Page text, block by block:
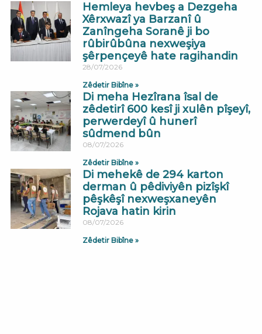
Hemleya hevbeş a Dezgeha
Xêrxwazî ya Barzanî û
Zanîngeha Soranê ji bo
rûbirûbûna nexweşiya
şêrpençeyê hate ragihandin
28/07/2026
Zêdetir Bibîne »
Di meha Hezîrana îsal de
zêdetirî 600 kesî ji xulên pîşeyî,
perwerdeyî û hunerî
sûdmend bûn
08/07/2026
Zêdetir Bibîne »
Di mehekê de 294 karton
derman û pêdiviyên pizîşkî
pêşkêşî nexweşxaneyên
Rojava hatin kirin
08/07/2026
Zêdetir Bibîne »